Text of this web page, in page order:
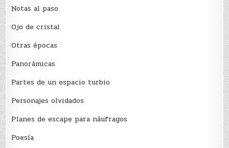
Notas al paso
Ojo de cristal
Otras épocas
Panorámicas
Partes de un espacio turbio
Personajes olvidados
Planes de escape para náufragos
Poesía